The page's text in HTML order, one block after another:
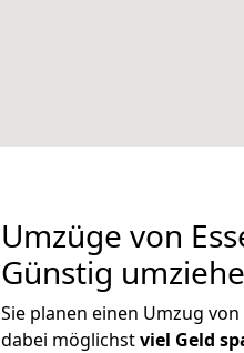
Umzüge von
Günstig
Sie planen einen Umzug
dabei möglichstviel Geld